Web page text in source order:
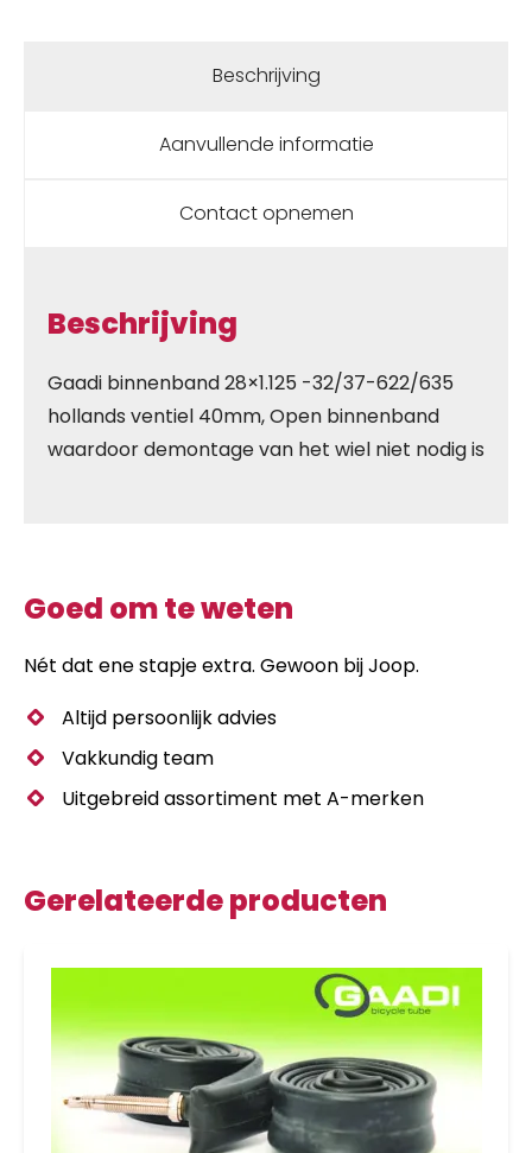
Beschrijving
Aanvullende informatie
Contact opnemen
Beschrijving
Gaadi binnenband 28×1.125 -32/37-622/635
hollands ventiel 40mm, Open binnenband
waardoor demontage van het wiel niet nodig is
Goed om te weten
Nét dat ene stapje extra. Gewoon bij Joop.
Altijd persoonlijk advies
Vakkundig team
Uitgebreid assortiment met A-merken
Gerelateerde producten